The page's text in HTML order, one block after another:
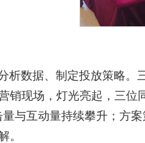
析数据、制定投放策略
销现场，灯光亮起，三
与互动量持续攀升；方
。